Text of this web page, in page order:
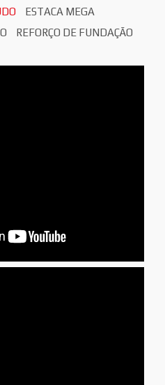
ESTACA MEGA
REFORÇO DE FUNDAÇÃO